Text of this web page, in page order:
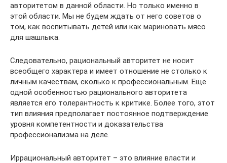
авторитетом в данной области. Но только именно в
этой области. Мы не будем ждать от него советов о
том, как воспитывать детей или как мариновать мясо
для шашлыка.
Следовательно, рациональный авторитет не носит
всеобщего характера и имеет отношение не столько к
личным качествам, сколько к профессиональным. Еще
одной особенностью рационального авторитета
является его толерантность к критике. Более того, этот
тип влияния предполагает постоянное подтверждение
уровня компетентности и доказательства
профессионализма на деле.
Иррациональный авторитет – это влияние власти и